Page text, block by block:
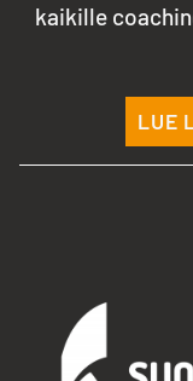
kaikille
LUE